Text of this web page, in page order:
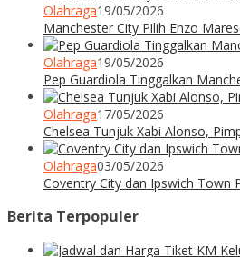
Olahraga19/05/2026
Manchester City Pilih Enzo
Olahraga19/05/2026
Pep Guardiola Tinggalkan
Olahraga17/05/2026
Chelsea Tunjuk Xabi Alonso,
Olahraga03/05/2026
Coventry City dan Ipswich Town
Berita Terpopuler